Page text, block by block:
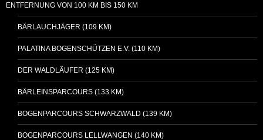
ENTFERNUNG VON 100 KM BIS 150 KM
BÄRLAUCHJÄGER (109 KM)
PALATINA BOGENSCHÜTZEN E.V. (110 KM)
DER WALDLÄUFER (125 KM)
BÄRLEINSPARCOURS (133 KM)
BOGENPARCOURS SCHWARZWALD (139 KM)
BOGENPARCOURS LELLWANGEN (140 KM)